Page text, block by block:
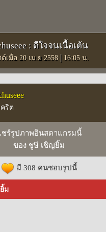
: ดีใจจนเนื้อเต้น
เมื่อ 20 เม.ย 2558 | 16:05 น.
ริต
ชร์รูปภาพอินสตาแกรมนี้
ของ ชูษี เชิญยิ้ม
มี 308 คนชอบรูปนี้
ม